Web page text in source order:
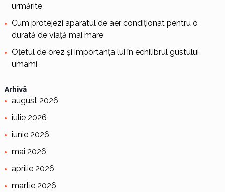
urmărite
Cum protejezi aparatul de aer condiționat pentru o
durată de viață mai mare
Oțetul de orez și importanța lui în echilibrul gustului
umami
Arhivă
august 2026
iulie 2026
iunie 2026
mai 2026
aprilie 2026
martie 2026